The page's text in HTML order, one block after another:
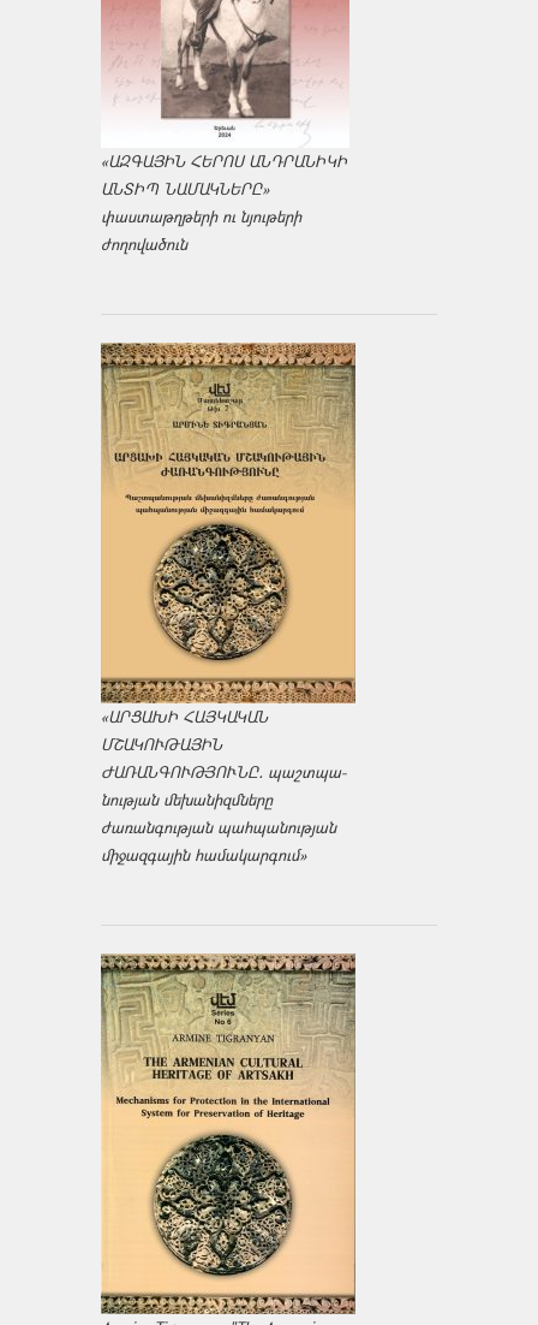
«ԱԶԳԱՅԻՆ ՀԵՐՈՍ ԱՆԴՐԱՆԻԿԻ
ԱՆՏԻՊ ՆԱՄԱԿՆԵՐԸ»
փաստաթղթերի ու նյութերի
ժողովածուն
«ԱՐՑԱԽԻ ՀԱՅԿԱԿԱՆ
ՄՇԱԿՈՒԹԱՅԻՆ
ԺԱՌԱՆԳՈՒԹՅՈՒՆԸ․ պաշտպա­
նության մեխանիզմները
ժառանգության պահպանության
միջազ­գային համակարգում»